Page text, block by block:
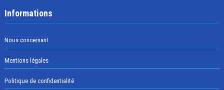
Informations
Nous concernant
Mentions légales
Politique de confidentialité